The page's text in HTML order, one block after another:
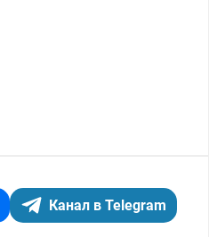
Канал в Telegram